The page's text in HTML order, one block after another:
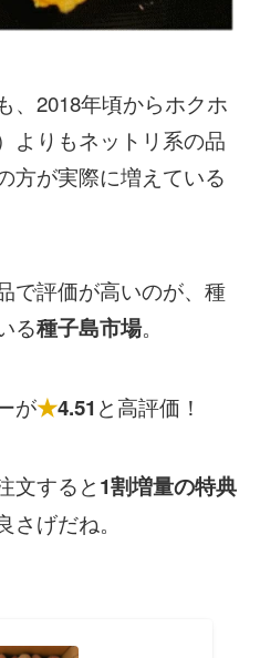
、2018年頃からホクホ
よりもネットリ系の品
方が実際に増えている
で評価が高いのが、種
る種子島市場。
が★4.51 と高評価！
文すると1割増量の特典
げだね。